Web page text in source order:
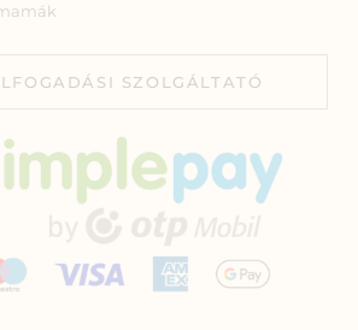
SZOLGÁLTATÓ